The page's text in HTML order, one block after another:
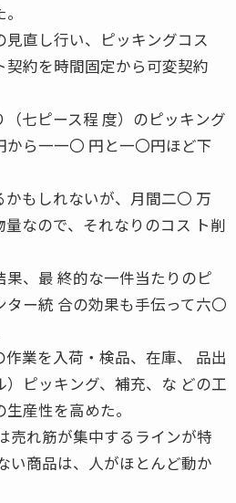
直し行い、ピッキングコス
契約を時間固定から可変契約
七ピース程 度）のピッキング
ら一一〇 円と一〇円ほど下
もしれないが、月間二〇 万
なので、それなりのコス ト削
、最 終的な一件当たりのピ
ター統 合の効果も手伝って六〇
業を入荷・検品、在庫、 品出
）ピッキング、補充、な どの工
産性を高めた。
売れ筋が集中するラインが特
い商品は、人がほとんど動か